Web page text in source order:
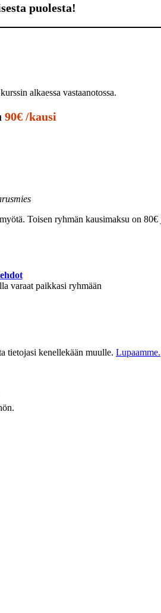
puolesta!
alkaessa vastaanotossa.
90€ /kausi
Toisen ryhmän kausimaksu on
varaat paikkasi ryhmään
tietojasi kenellekään muulle. Lupaamme.